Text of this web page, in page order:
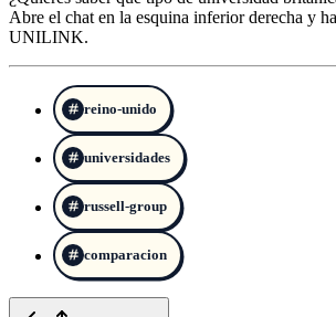
Abre el chat en la esquina inferior derecha y
UNILINK.
reino-unido
universidades
russell-group
comparacion